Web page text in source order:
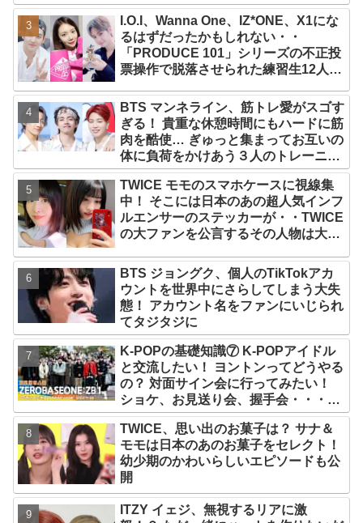
プ！ デビュー曲「Magnetic」がいき
なりの大ヒット
I.O.I、Wanna One、IZ*ONE、X1にな
るはずだったかもしれない・・
「PRODUCE 101」シリーズの不正投
票操作で脱落させられた練習生12人の
BTS マンネライン、筋トレ愛がスゴす
ぎる！ 貴重な休憩時間にもハードに筋
肉を酷使… ぎゅっと集まってお互いの
体に負荷をかけあう３人のトレーニン
グ風景がかわいすぎるとファンくぎづ
け
TWICE モモのスマホケースに視線集
中！ そこには日本のあの超人気インフ
ルエンサーのステッカーが・・TWICE
の大ファンを公言するその人物は大よ
と話題沸騰
BTS ジョングク、個人のTikTokアカ
ウントを世界中にさらしてしまう大失
態！ アカウント名をファンにいじられ
てタジタジに
K-POPの基礎知識⑦ K-POPアイドル
と交流したい！ ヨントンってどうやる
の？ 対面サイン会に行ってみたい！
ショケ、お見送り会、握手会・・・リ
リースイベントあれこれを紹介
TWICE、思い出のお菓子は？ サナ＆
モモは日本のあのお菓子をセレクト！
幼少期のかわいらしいエピソードも公
開
ITZY イェジ、無視するリアに激